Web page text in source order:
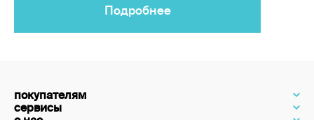
Подробнее
покупателям
сервисы